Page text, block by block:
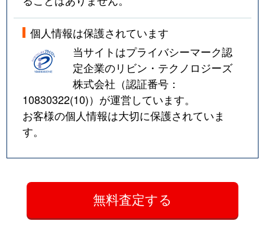
個人情報は保護されています
当サイトはプライバシーマーク認
定企業のリビン・テクノロジーズ
株式会社（認証番号：
10830322(10)）が運営しています。
お客様の個人情報は大切に保護されていま
す。